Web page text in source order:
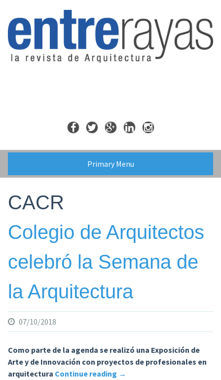
content
Primary Menu
CACR
Colegio de Arquitectos
celebró la Semana de
la Arquitectura
07/10/2018
Como parte de la agenda se realizó una Exposición de
Arte y de Innovación con proyectos de profesionales en
arquitectura Continue reading «Colegio
→